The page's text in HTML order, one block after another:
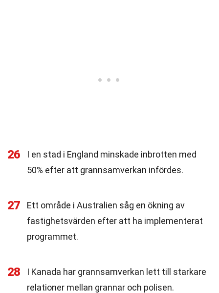
26
I en stad i England minskade inbrotten med
50% efter att grannsamverkan infördes.
27
Ett område i Australien såg en ökning av
fastighetsvärden efter att ha implementerat
programmet.
28
I Kanada har grannsamverkan lett till starkare
relationer mellan grannar och polisen.